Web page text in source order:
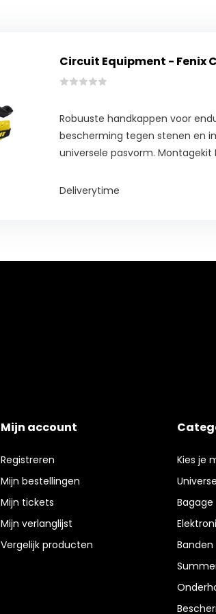
Circuit Equipment - Fenix
Robuuste handkappen voor
bescherming tegen stenen en
universele pasvorm. Montagekit
Deliverytime
Mijn account
Registreren
Mijn bestellingen
Mijn tickets
Mijn verlanglijst
Vergelijk producten
Kies je
Bagage
Banden